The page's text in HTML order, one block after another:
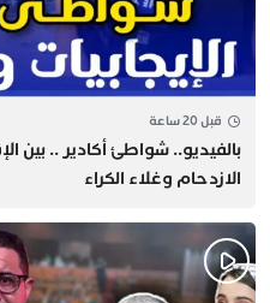
قبل 20 ساعة
بالفيديو.. شواطئ أكادير .. بين
الازدحام وغلاء الكراء